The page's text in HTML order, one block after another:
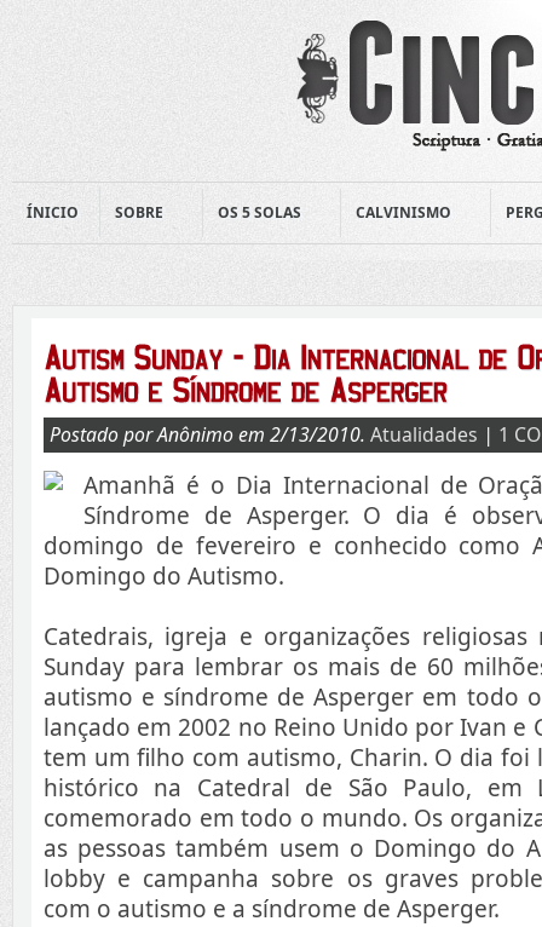
ÍNICIO SOBRE OS 5 SOLAS CALVINISMO
Postado por Anônimo em 2/13/2010. Atualidades | 1
Amanhã é o Dia Internacional de
Síndrome de Asperger. O dia é
domingo de fevereiro e conhecido como
Domingo do Autismo.
Catedrais, igreja e organizações
Sunday para lembrar os mais de 60
autismo e síndrome de Asperger em todo
lançado em 2002 no Reino Unido por Ivan e
tem um filho com autismo, Charin. O dia foi
histórico na Catedral de São Paulo, em
comemorado em todo o mundo. Os
as pessoas também usem o Domingo do
lobby e campanha sobre os graves
com o autismo e a síndrome de Asperger.